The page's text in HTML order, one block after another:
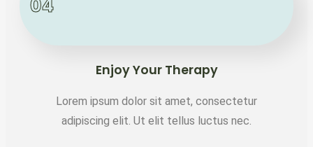
04
Enjoy Your Therapy
Lorem ipsum dolor sit amet, consectetur
adipiscing elit. Ut elit tellus luctus nec.